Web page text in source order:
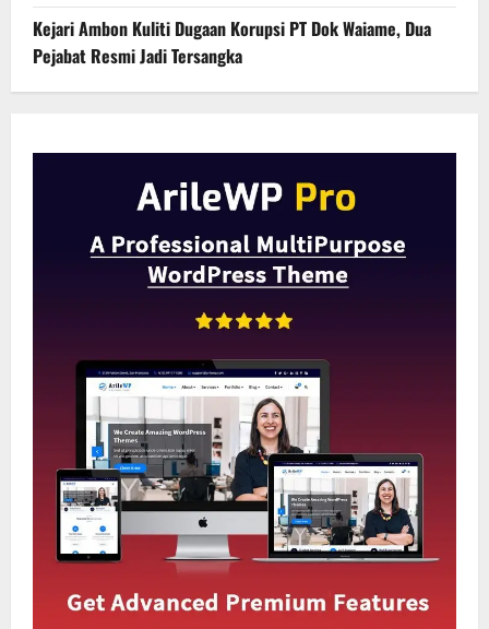
Kejari Ambon Kuliti Dugaan Korupsi PT Dok Waiame, Dua
Pejabat Resmi Jadi Tersangka